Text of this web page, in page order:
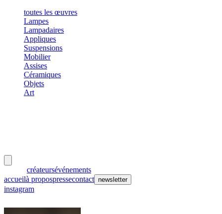
toutes les œuvres
Lampes
Lampadaires
Appliques
Suspensions
Mobilier
Assises
Céramiques
Objets
Art
créateursévénements
accueilà propospressecontact newsletter
instagram